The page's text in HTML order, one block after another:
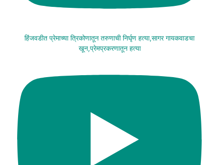
हिंजवडीत प्रेमाच्या त्रिकोणातून तरुणाची निर्घृण हत्या,सागर गायकवाडचा
खून,प्रेमप्रकरणातून हत्या